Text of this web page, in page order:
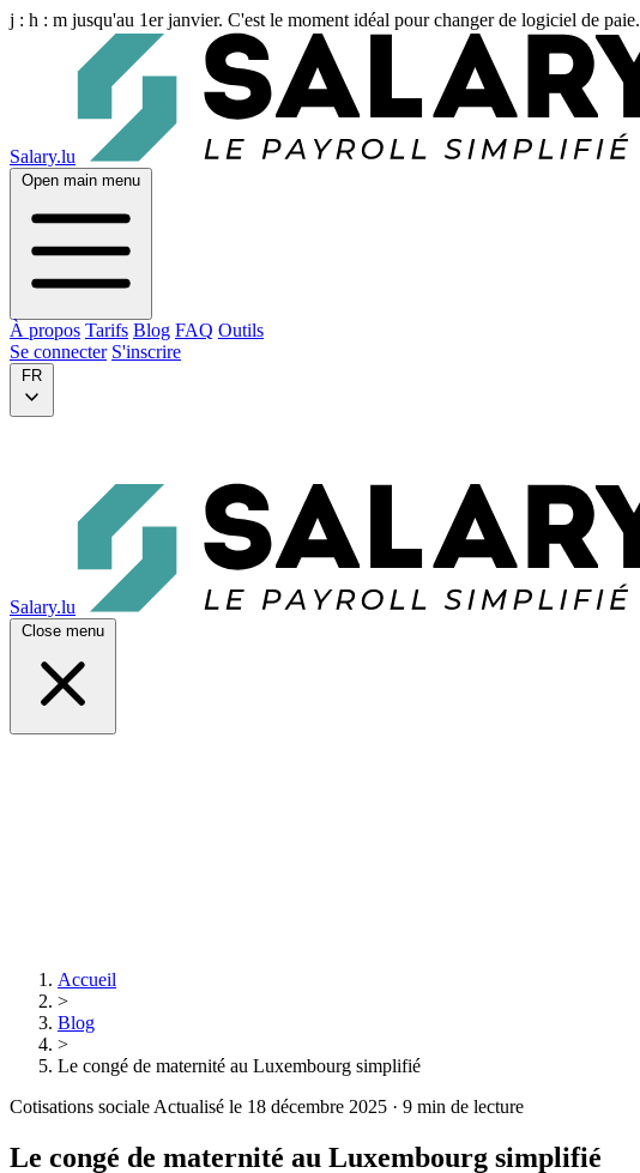
j : h : m jusqu'au 1er janvier. C'est le moment idéal pour changer de logiciel de paie.
Salary.lu
Open main menu
À propos Tarifs Blog FAQ Outils
Se connecter S'inscrire
FR
Salary.lu
Close menu
Accueil
>
Blog
>
Le congé de maternité au Luxembourg simplifié
Cotisations sociale Actualisé le 18 décembre 2025 · 9 min de lecture
Le congé de maternité au Luxembourg simplifié